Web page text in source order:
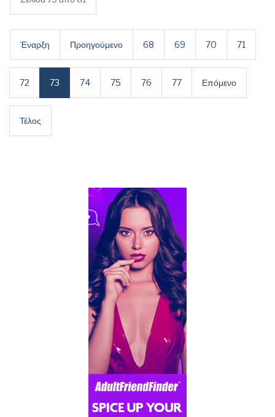
Έναρξη Προηγούμενο 68 69 70 71
72 73 74 75 76 77 Επόμενο
Τέλος